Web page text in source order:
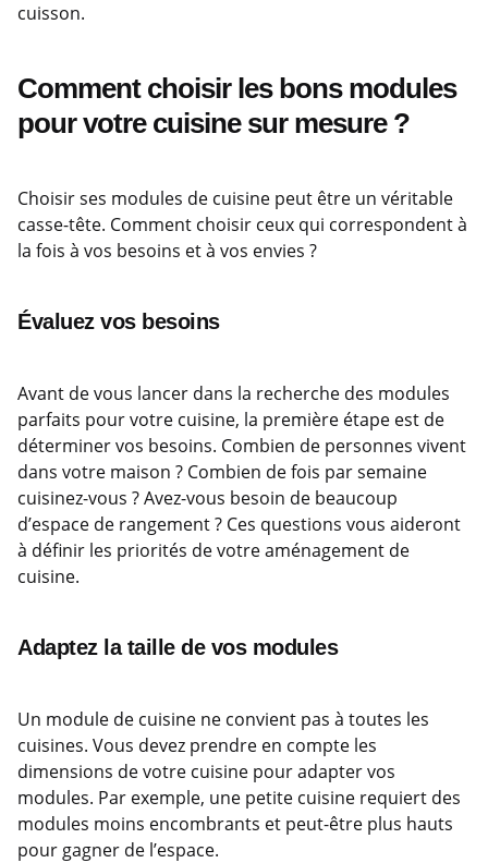
cuisson.
Comment choisir les bons modules
pour votre cuisine sur mesure ?
Choisir ses modules de cuisine peut être un véritable
casse-tête. Comment choisir ceux qui correspondent à
la fois à vos besoins et à vos envies ?
Évaluez vos besoins
Avant de vous lancer dans la recherche des modules
parfaits pour votre cuisine, la première étape est de
déterminer vos besoins. Combien de personnes vivent
dans votre maison ? Combien de fois par semaine
cuisinez-vous ? Avez-vous besoin de beaucoup
d’espace de rangement ? Ces questions vous aideront
à définir les priorités de votre aménagement de
cuisine.
Adaptez la taille de vos modules
Un module de cuisine ne convient pas à toutes les
cuisines. Vous devez prendre en compte les
dimensions de votre cuisine pour adapter vos
modules. Par exemple, une petite cuisine requiert des
modules moins encombrants et peut-être plus hauts
pour gagner de l’espace.